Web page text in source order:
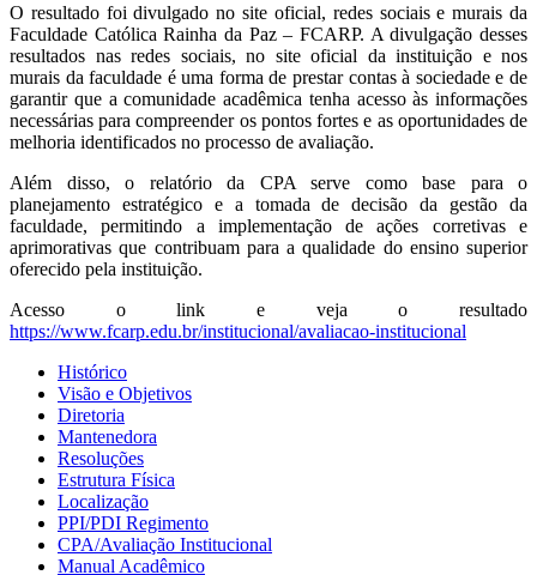
O resultado foi divulgado no site oficial, redes sociais e murais da
Faculdade Católica Rainha da Paz – FCARP. A divulgação desses
resultados nas redes sociais, no site oficial da instituição e nos
murais da faculdade é uma forma de prestar contas à sociedade e de
garantir que a comunidade acadêmica tenha acesso às informações
necessárias para compreender os pontos fortes e as oportunidades de
melhoria identificados no processo de avaliação.
Além disso, o relatório da CPA serve como base para o
planejamento estratégico e a tomada de decisão da gestão da
faculdade, permitindo a implementação de ações corretivas e
aprimorativas que contribuam para a qualidade do ensino superior
oferecido pela instituição.
Acesso o link e veja o resultado
https://www.fcarp.edu.br/institucional/avaliacao-institucional
Histórico
Visão e Objetivos
Diretoria
Mantenedora
Resoluções
Estrutura Física
Localização
PPI/PDI Regimento
CPA/Avaliação Institucional
Manual Acadêmico